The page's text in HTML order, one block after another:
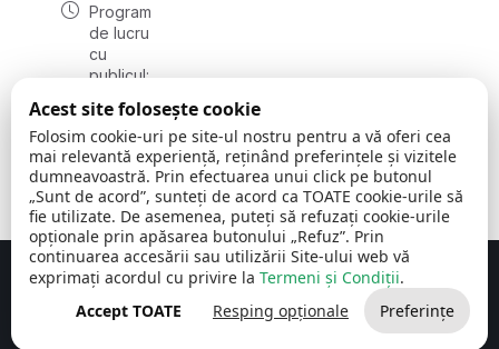
Program
de lucru
cu
publicul:
08:00 -
16:30
, vineri:
08:00 -
14:00
Comuna Cerchezu © 2026Toate drepturile rezervate
Concept realizat de Big Media Relații Publice SRL
Acest site folosește cookie
Folosim cookie-uri pe site-ul nostru pentru a vă oferi cea
mai relevantă experiență, reținând preferințele și vizitele
dumneavoastră. Prin efectuarea unui click pe butonul
„Sunt de acord”, sunteți de acord ca TOATE cookie-urile să
fie utilizate. De asemenea, puteți să refuzați cookie-urile
opționale prin apăsarea butonului „Refuz”. Prin
continuarea accesării sau utilizării Site-ului web vă
exprimați acordul cu privire la Termeni și Condiții.
Accept TOATE
Resping opționale Preferințe